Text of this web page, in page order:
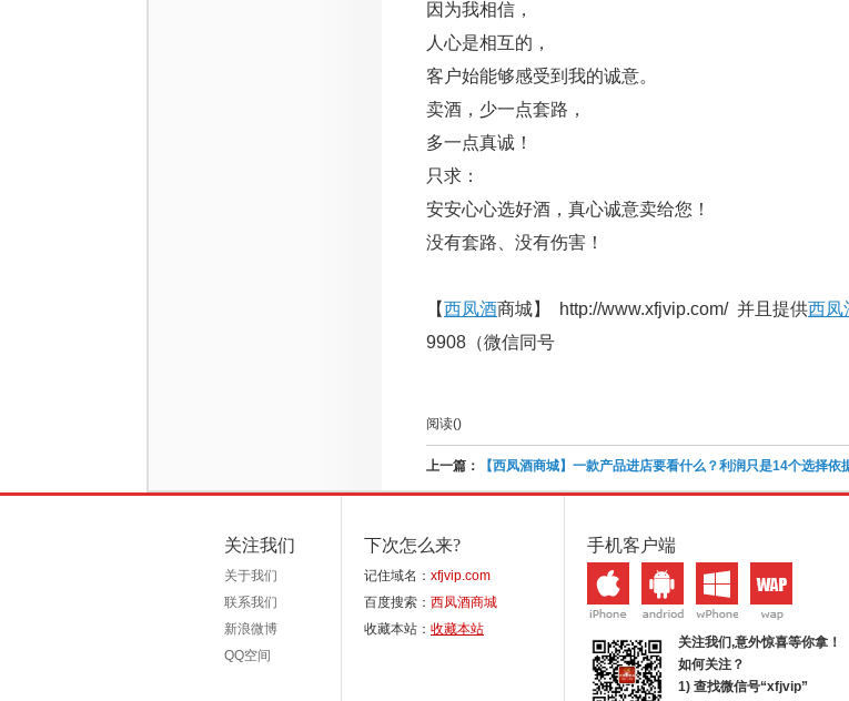
因为我相信，
人心是相互的，
客户始能够感受到我的诚意。
卖酒，少一点套路，
多一点真诚！
只求：
安安心心选好酒，真心诚意卖给您！
没有套路、没有伤害！
【西凤酒商城】 http://www.xfjvip.com/ 并且提供西凤
9908（微信同号
阅读()
上一篇： 【西凤酒商城】一款产品进店要看什么？利润只是14个选择依
关注我们
关于我们
联系我们
新浪微博
QQ空间
下次怎么来?
记住域名： xfjvip.com
百度搜索： 西凤酒商城
收藏本站： 收藏本站
手机客户端
关注我们,意外惊喜等你拿！
如何关注？
1) 查找微信号“xfjvip”